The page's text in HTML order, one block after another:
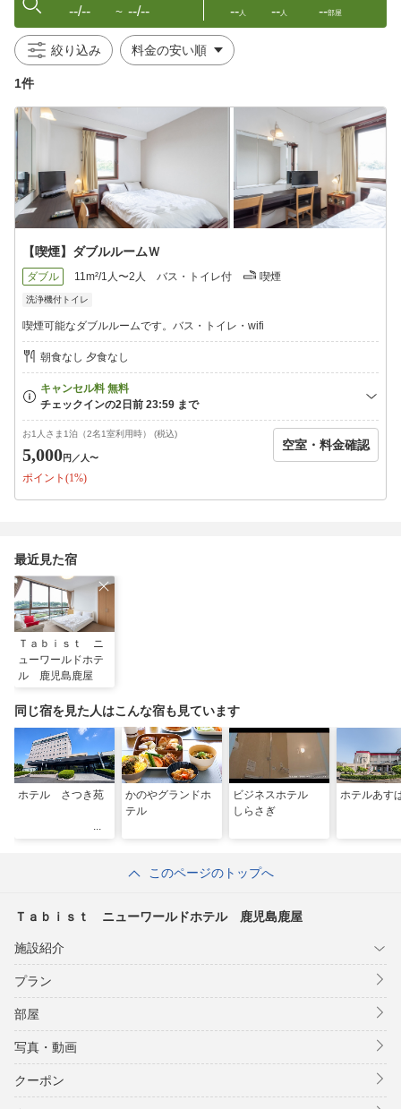
−【光明石温泉】2F大浴場−
天然鉱石の薬石光明石を泉源体としたお湯はとてもやわらかく
て、湯ざわりが最高です！
身体の芯から温まり、湯ざめもしにくく、疲れを癒してくれます♪
別名「つるつる素肌の湯」と言われ、男性はもちろん女性にも人
スチームサウナも設置がありお肌ももちもちで美容効果にも期待
できます☆
サウナ後の水風呂で爽快な気分をご堪能くださいませ☆
【ご利用可能時間】16：00 〜 翌9：00
（サウナは、16：00 〜 24：00）
注）検査の為、男女入替になる場合有。詳しくはフロントへお
尋ね下さい。
アルコール・ソフトドリンク等、ランドリーコーナー、製氷機あ
ります♪
−周辺情報−
当館近くの便利＆オススメのお店をご紹介♪
・絶品和菓子のお店【青柳製菓】・・当館向かい
・バス停・・当館より徒歩12分
・かのやばら園・・当館より車で20分
・鹿屋市観光物産相応センター・・徒歩約30分 車5分
・鹿屋市鉄道記念館・・徒歩8分 車2分
※小学生以上2，750円（添い寝）、小学生未満0円（添い寝）と
なります。
※大人1人につき、子供1人のご宿泊可能です。
--/-- 〜 --/-- --人 --人 --部屋
絞り込み
1件
【喫煙】ダブルルームＷ
ダブル 11m²/1人〜2人 バス・トイレ付 喫煙
洗浄機付トイレ
喫煙可能なダブルルームです。バス・トイレ・wifi
朝食なし 夕食なし
お1人さま1泊（2名1室利用時） (税込)
5,000円 ／人〜
ポイント(1%)
空室・料金確認
最近見た宿
Ｔａｂｉｓｔ ニ
ューワールドホテ
ル 鹿児島鹿屋
同じ宿を見た人はこんな宿も見ています
ホテル さつき苑
かのやグランドホ
テル
ビジネスホテル
しらさぎ
ホテルあす
このページのトップへ
Ｔａｂｉｓｔ ニューワールドホテル 鹿児島鹿屋
施設紹介
プラン
部屋
写真・動画
クーポン